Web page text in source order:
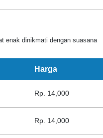
enak dinikmati dengan suasana
Harga
Rp. 14,000
Rp. 14,000